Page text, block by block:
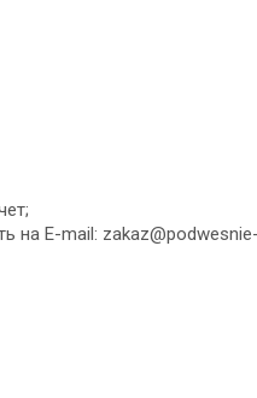
E-mail: